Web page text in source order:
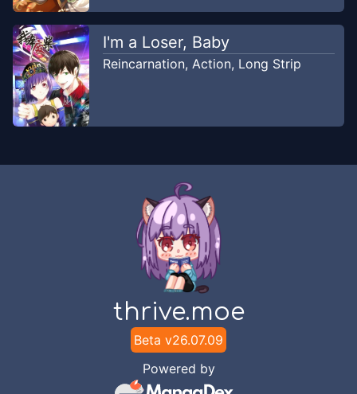
I'm a Loser, Baby
Reincarnation, Action, Long Strip
thrive.moe
Beta v26.07.09
Powered by